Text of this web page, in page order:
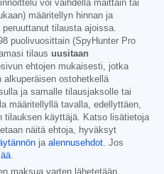
voi vaihdella maittain tai
määritellyn hinnan ja
tilausta ajoissa.
puolivuosittain (SpyHunter Pro
tilaus uusitaan
ehtojen mukaisesti, jotka
ostohetkellä
ja samalle tilausjaksolle tai
määritellyllä tavalla, edellyttäen,
käyttäjä. Katso lisätietoja
näitä ehtoja, hyväksyt
ja alennusehdot . Jos
maksua varten lähetetään